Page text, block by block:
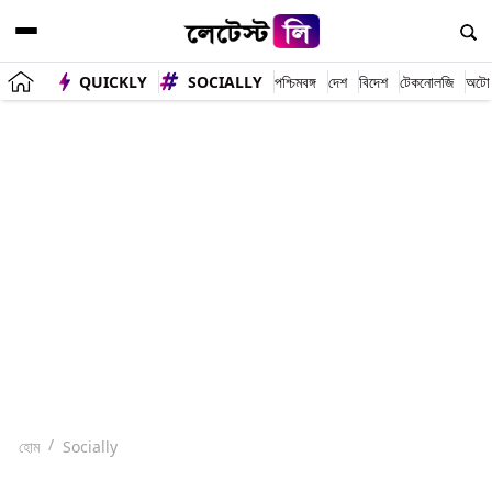
QUICKLY SOCIALLY পশ্চিমবঙ্গ দেশ বিদেশ টেকনোলজি অটো
হোম Socially